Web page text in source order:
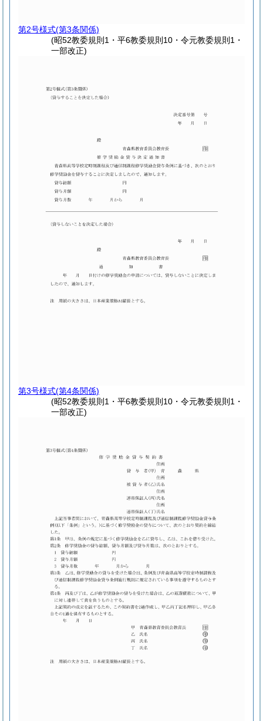
第2号様式(第3条関係)
(昭52教委規則1・平6教委規則10・令元教委規則1・
一部改正)
第3号様式(第4条関係)
(昭52教委規則1・平6教委規則10・令元教委規則1・
一部改正)